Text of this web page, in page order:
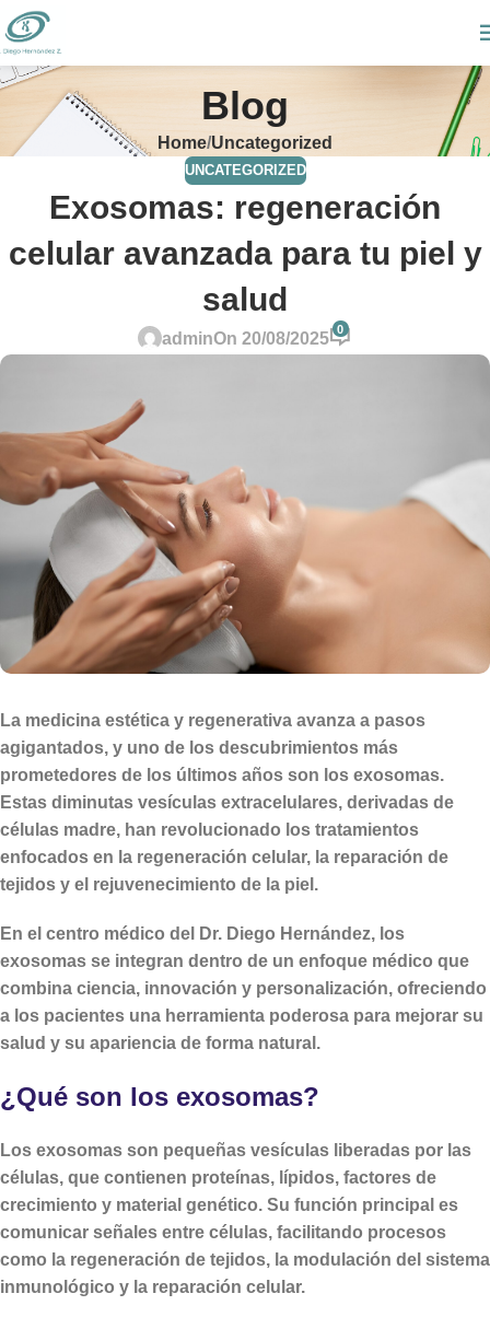
Blog
Home Uncategorized
UNCATEGORIZED
Exosomas: regeneración
celular avanzada para tu piel y
salud
adminOn 20/08/2025
0
La medicina estética y regenerativa avanza a pasos
agigantados, y uno de los descubrimientos más
prometedores de los últimos años son los exosomas.
Estas diminutas vesículas extracelulares, derivadas de
células madre, han revolucionado los tratamientos
enfocados en la regeneración celular, la reparación de
tejidos y el rejuvenecimiento de la piel.
En el centro médico del Dr. Diego Hernández, los
exosomas se integran dentro de un enfoque médico que
combina ciencia, innovación y personalización, ofreciendo
a los pacientes una herramienta poderosa para mejorar su
salud y su apariencia de forma natural.
¿Qué son los exosomas?
Los exosomas son pequeñas vesículas liberadas por las
células, que contienen proteínas, lípidos, factores de
crecimiento y material genético. Su función principal es
comunicar señales entre células, facilitando procesos
como la regeneración de tejidos, la modulación del sistema
inmunológico y la reparación celular.